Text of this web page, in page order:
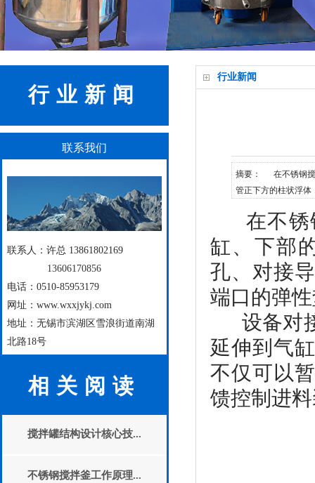
行业新闻
摘要： 在不锈钢搅
管正下方的柱状浮体
在不锈
缸、下部
孔、对接
端口的弹
设备对接
延伸到气
不仅可以
馈控制进
行业新闻
联系我们
联系人：许总 13861802169
13606170856
电话：0510-85953179
网址：www.wxxjykj.com
地址：无锡市滨湖区雪浪街道南湖
北路18号
相关阅读
搅拌罐结构设计核心技...
不锈钢搅拌釜工作原理...